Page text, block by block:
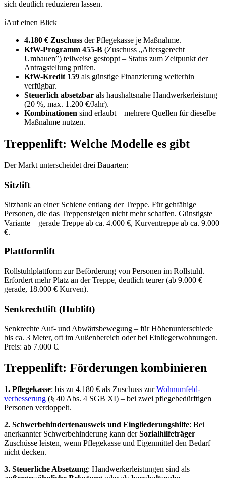
sich deutlich reduzieren lassen.
ℹAuf einen Blick
4.180 € Zuschuss der Pflegekasse je Maßnahme.
KfW-Programm 455-B (Zuschuss „Altersgerecht
Umbauen”) teilweise gestoppt – Status zum Zeitpunkt der
Antragstellung prüfen.
KfW-Kredit 159 als günstige Finanzierung weiterhin
verfügbar.
Steuerlich absetzbar als haushaltsnahe Handwerker­leistung
(20 %, max. 1.200 €/Jahr).
Kombinationen sind erlaubt – mehrere Quellen für dieselbe
Maßnahme nutzen.
Treppenlift: Welche Modelle es gibt
Der Markt unterscheidet drei Bauarten:
Sitzlift
Sitzbank an einer Schiene entlang der Treppe. Für gehfähige
Personen, die das Treppen­steigen nicht mehr schaffen. Günstigste
Variante – gerade Treppe ab ca. 4.000 €, Kurven­treppe ab ca. 9.000
€.
Plattformlift
Roll­stuhl­plattform zur Beförderung von Personen im Rollstuhl.
Erfordert mehr Platz an der Treppe, deutlich teurer (ab 9.000 €
gerade, 18.000 € Kurven).
Senkrechtlift (Hublift)
Senkrechte Auf- und Abwärts­bewegung – für Höhen­unterschiede
bis ca. 3 Meter, oft im Außen­bereich oder bei Einliegerwohnungen.
Preis: ab 7.000 €.
Treppenlift: Förderungen kombinieren
1. Pflegekasse: bis zu 4.180 € als Zuschuss zurWohnumfeld­
verbesserung (§ 40 Abs. 4 SGB XI) – bei zwei pflege­bedürftigen
Personen verdoppelt.
2. Schwer­behinderten­ausweis und Eingliederungshilfe: Bei
anerkannter Schwer­behinderung kann derSozialhilfe­träger
Zuschüsse leisten, wenn Pflegekasse und Eigenmittel den Bedarf
nicht decken.
3. Steuerliche Absetzung: Handwerker­leistungen sind als